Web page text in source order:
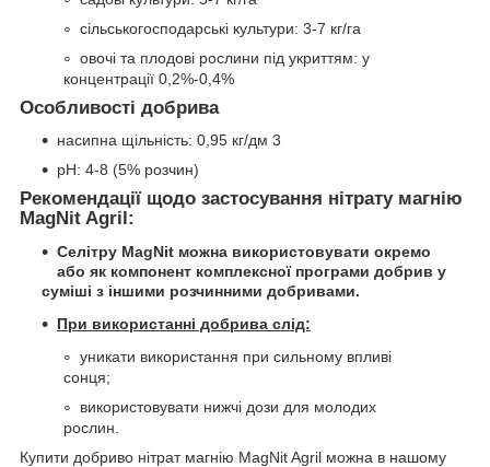
сільськогосподарські культури: 3-7 кг/га
овочі та плодові рослини під укриттям: у
концентрації 0,2%-0,4%
Особливості добрива
насипна щільність: 0,95 кг/дм 3
рН: 4-8 (5% розчин)
Рекомендації щодо застосування нітрату магнію
MagNit Agril:
Селітру MagNit можна використовувати окремо
або як компонент комплексної програми добрив у
суміші з іншими розчинними добривами.
При використанні добрива слід:
уникати використання при сильному впливі
сонця;
використовувати нижчі дози для молодих
рослин.
Купити добриво нітрат магнію MagNit Agril можна в нашому